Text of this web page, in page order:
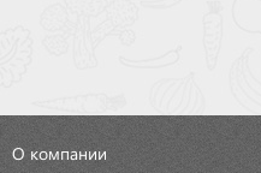
О компании